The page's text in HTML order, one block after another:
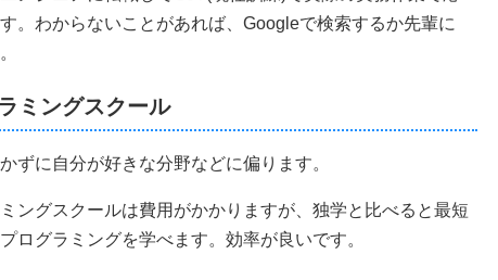
。わからないことがあれば、Googleで検索するか先輩に
ミングスクール
ずに自分が好きな分野などに偏ります。
ングスクールは費用がかかりますが、独学と比べると最短
ログラミングを学べます。効率が良いです。